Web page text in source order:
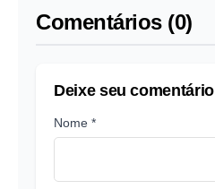
Comentários (0)
Deixe seu comentário
Nome *